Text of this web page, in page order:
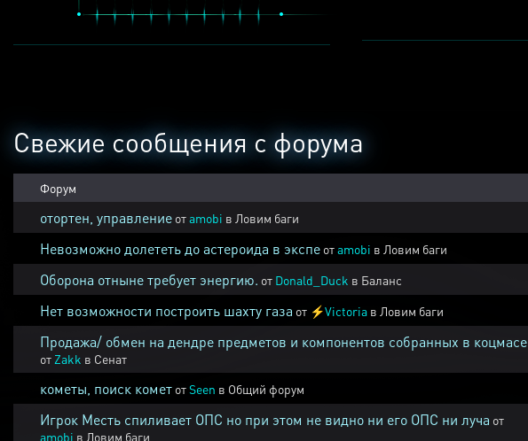
Свежие сообщения с форума
Форум
отортен, управление отamobi в Ловим баги
Невозможно долететь до астероида в экспе отamobi в Ловим баги
Оборона отныне требует энергию. от Donald_Duck в Баланс
Нет возможности построить шахту газа от ⚡Victoria в Ловим баги
Продажа/ обмен на дендре предметов и компонентов собранных в коцмасе
от Zakk в Сенат
кометы, поиск комет отSeen в Общий форум
Игрок Месть спиливает ОПС но при этом не видно ни его ОПС ни луча от
amobi в Ловим баги